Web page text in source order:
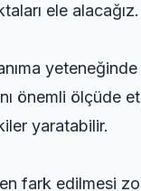
ele alacağız.
önemli
yaratabilir.
fark edilmesi